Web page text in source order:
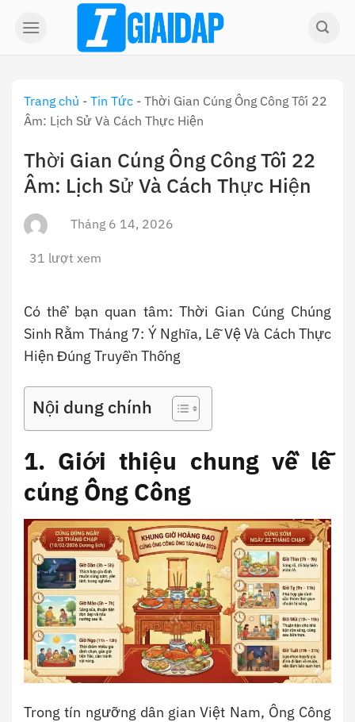
Trang chủ - Tin Tức - Thời Gian Cúng Ông Công Tối 22
Âm: Lịch Sử Và Cách Thực Hiện
Thời Gian Cúng Ông Công Tối 22
Âm: Lịch Sử Và Cách Thực Hiện
Tháng 6 14, 2026
31 lượt xem
Có thể bạn quan tâm: Thời Gian Cúng Chúng
Sinh Rằm Tháng 7: Ý Nghĩa, Lễ Vệ Và Cách Thực
Hiện Đúng Truyền Thống
Nội dung chính
1. Giới thiệu chung về lễ
cúng Ông Công
Trong tín ngưỡng dân gian Việt Nam, Ông Công